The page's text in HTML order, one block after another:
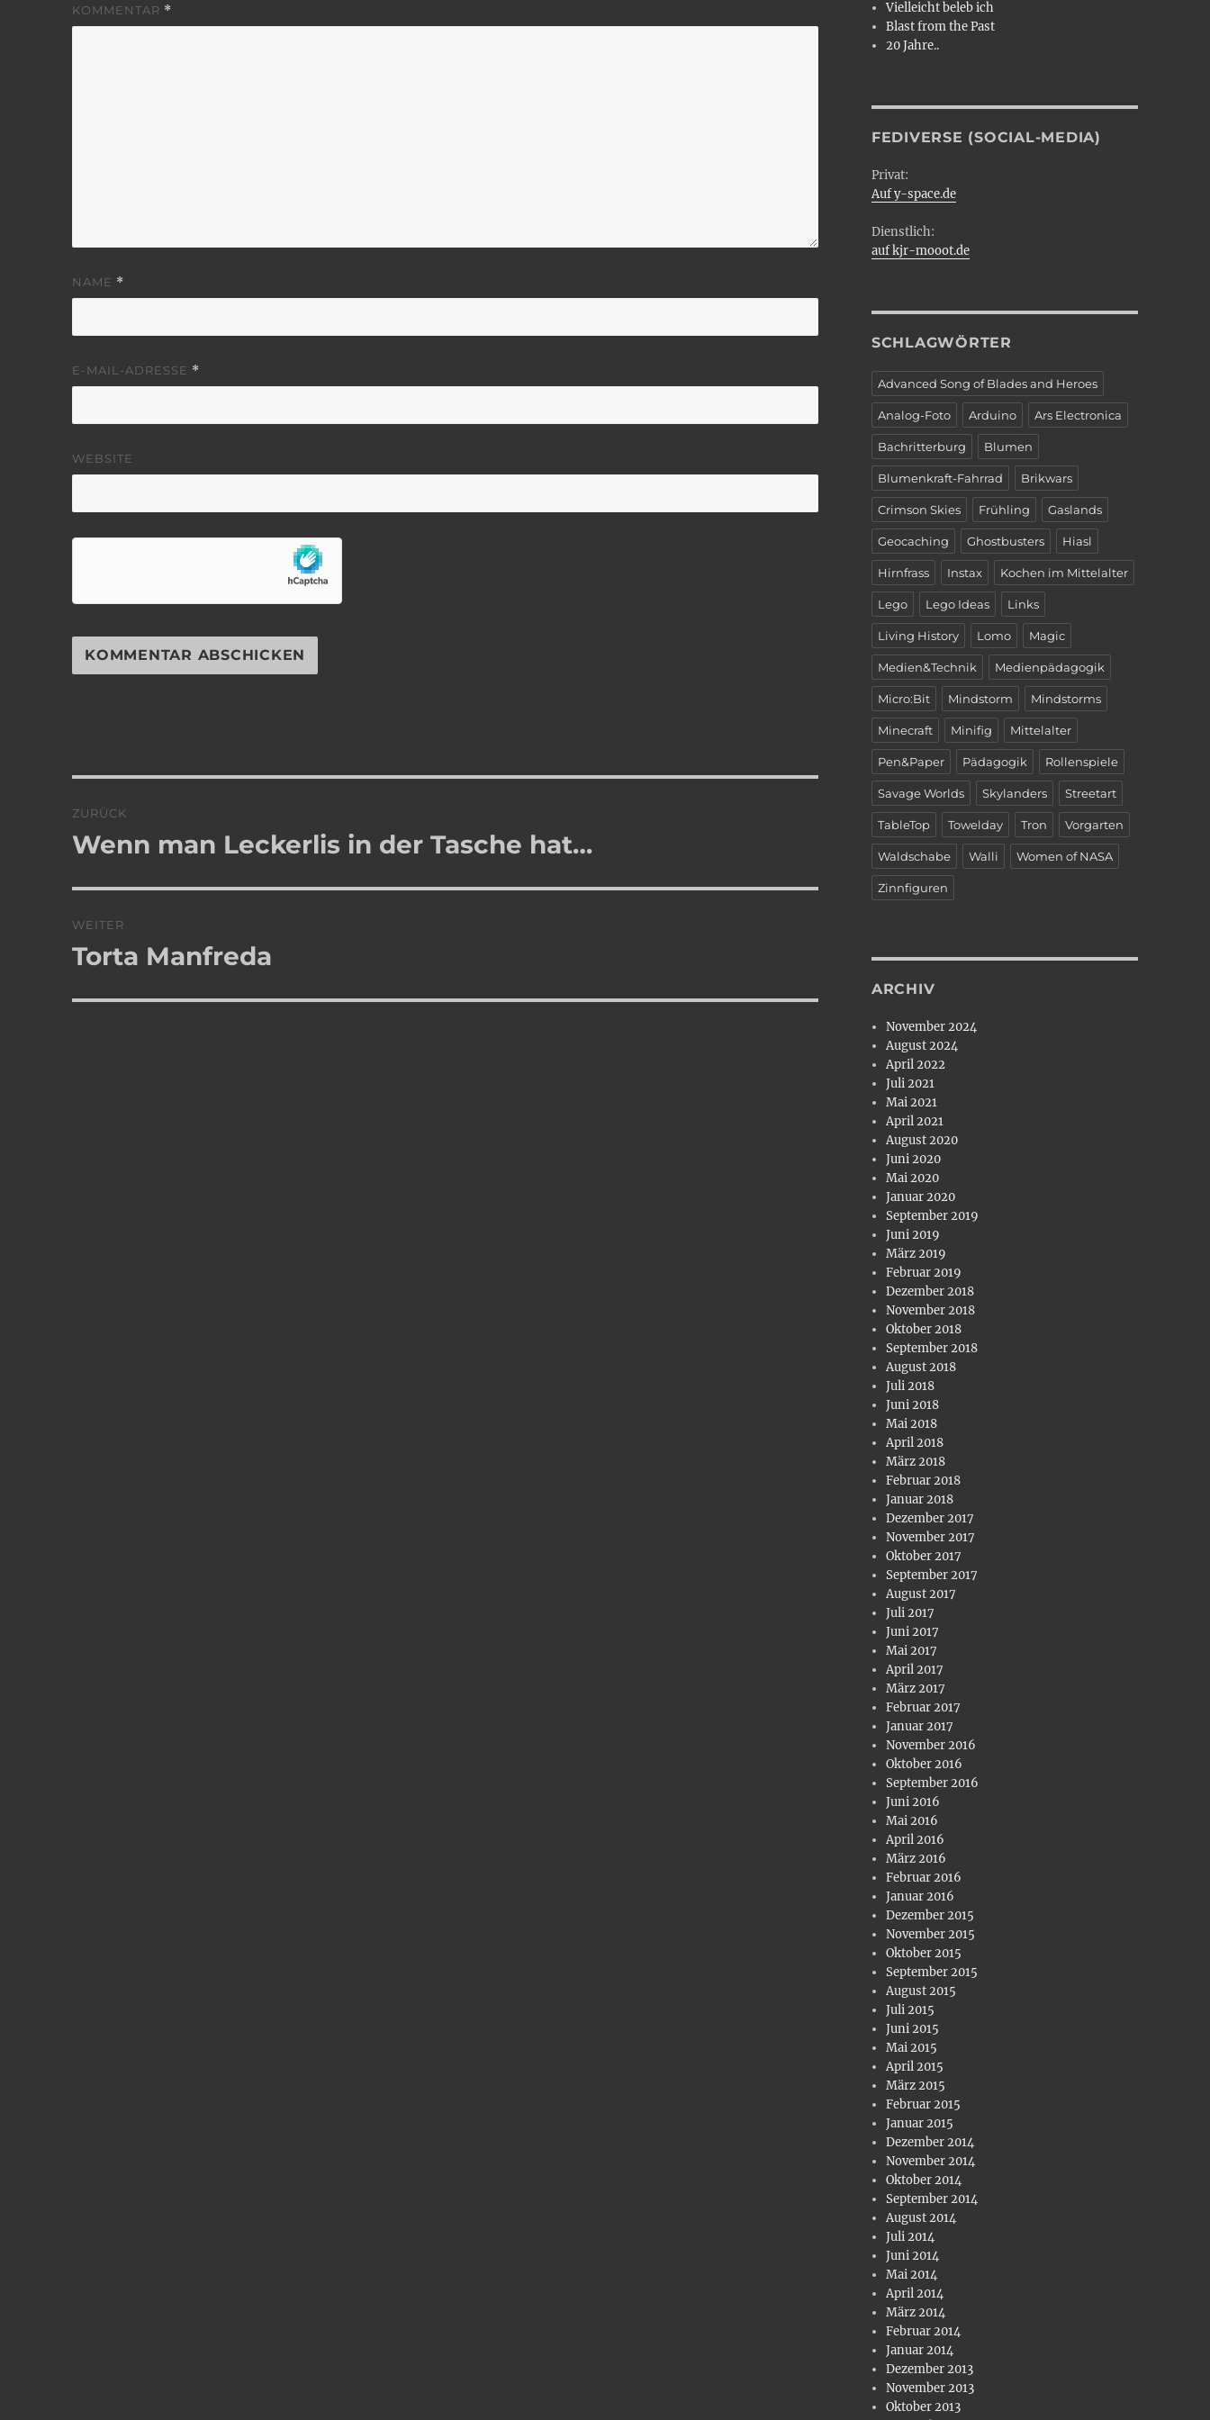
KOMMENTAR *
NAME *
E-MAIL-ADRESSE *
WEBSITE
ZURÜCK
Vorheriger
Wenn man Leckerlis in der Tasche hat…
WEITER
Nächster
Torta Manfreda
Vielleicht beleb ich
Blast from the Past
20 Jahre..
FEDIVERSE (SOCIAL-MEDIA)
Privat:
Auf y-space.de
Dienstlich:
auf kjr-mooot.de
SCHLAGWÖRTER
Advanced Song of Blades and Heroes
Analog-Foto Arduino Ars Electronica
Bachritterburg Blumen
Blumenkraft-Fahrrad Brikwars
Crimson Skies Frühling Gaslands
Geocaching Ghostbusters Hiasl
Hirnfrass Instax Kochen im Mittelalter
Lego Lego Ideas Links
Living History Lomo Magic
Medien&Technik Medienpädagogik
Micro:Bit Mindstorm Mindstorms
Minecraft Minifig Mittelalter
Pen&Paper Pädagogik Rollenspiele
Savage Worlds Skylanders Streetart
TableTop Towelday Tron Vorgarten
Waldschabe Walli Women of NASA
Zinnfiguren
ARCHIV
November 2024
August 2024
April 2022
Juli 2021
Mai 2021
April 2021
August 2020
Juni 2020
Mai 2020
Januar 2020
September 2019
Juni 2019
März 2019
Februar 2019
Dezember 2018
November 2018
Oktober 2018
September 2018
August 2018
Juli 2018
Juni 2018
Mai 2018
April 2018
März 2018
Februar 2018
Januar 2018
Dezember 2017
November 2017
Oktober 2017
September 2017
August 2017
Juli 2017
Juni 2017
Mai 2017
April 2017
März 2017
Februar 2017
Januar 2017
November 2016
Oktober 2016
September 2016
Juni 2016
Mai 2016
April 2016
März 2016
Februar 2016
Januar 2016
Dezember 2015
November 2015
Oktober 2015
September 2015
August 2015
Juli 2015
Juni 2015
Mai 2015
April 2015
März 2015
Februar 2015
Januar 2015
Dezember 2014
November 2014
Oktober 2014
September 2014
August 2014
Juli 2014
Juni 2014
Mai 2014
April 2014
März 2014
Februar 2014
Januar 2014
Dezember 2013
November 2013
Oktober 2013